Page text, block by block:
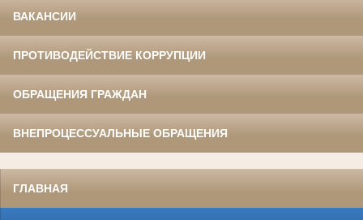
ВАКАНСИИ
ПРОТИВОДЕЙСТВИЕ КОРРУПЦИИ
ОБРАЩЕНИЯ ГРАЖДАН
ВНЕПРОЦЕССУАЛЬНЫЕ ОБРАЩЕНИЯ
ГЛАВНАЯ